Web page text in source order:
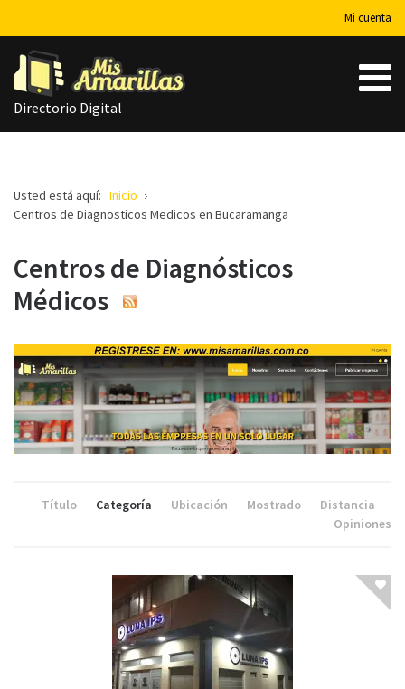
Mi cuenta
Directorio Digital
Usted está aquí: Inicio
Centros de Diagnosticos Medicos en Bucaramanga
Centros de Diagnósticos
Médicos
Título Categoría Ubicación Mostrado
Distancia
Opiniones